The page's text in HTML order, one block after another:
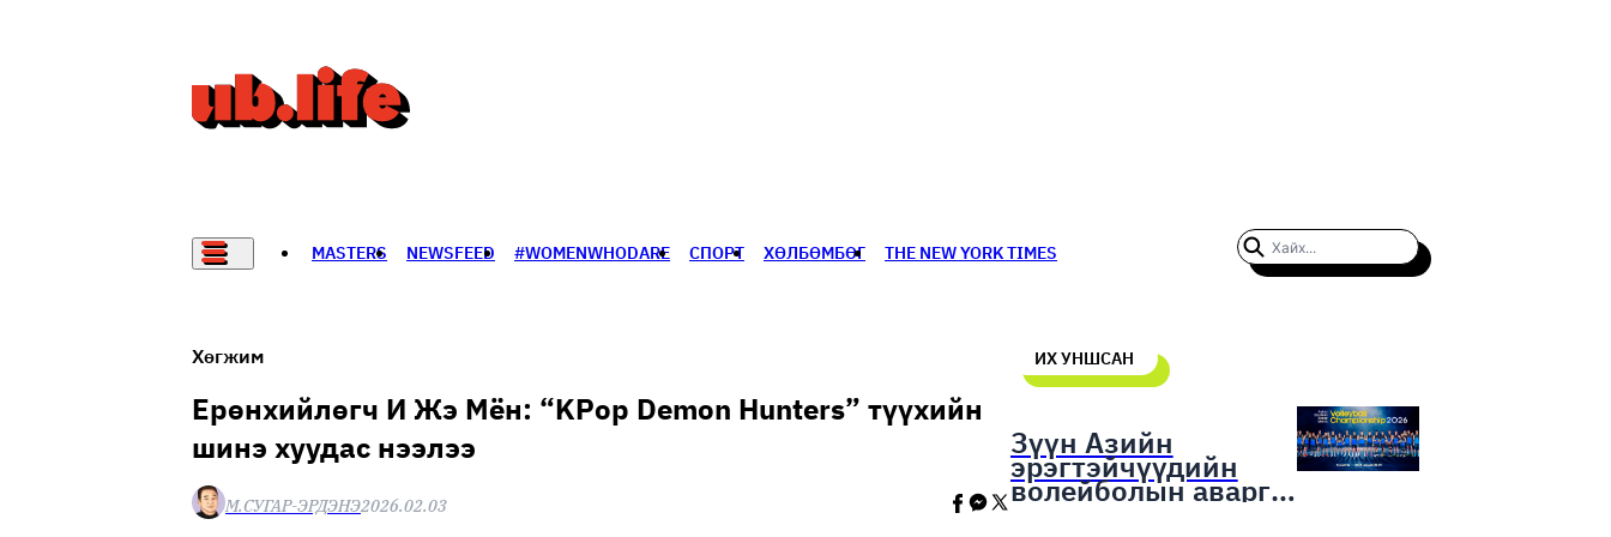
MASTERS NEWSFEED #WOMENWHODARE СПОРТ ХӨЛБӨМБӨГ THE NEW YORK TIMES
Хөгжим
Ерөнхийлөгч И Жэ Мён: “KPop Demon Hunters” түүхийн
шинэ хуудас нээлээ
М.СУГАР-ЭРДЭНЭ2026.02.03
ИХ УНШСАН
Зүүн Азийн
эрэгтэйчүүдийн
волейболын аварга
шалгаруулах